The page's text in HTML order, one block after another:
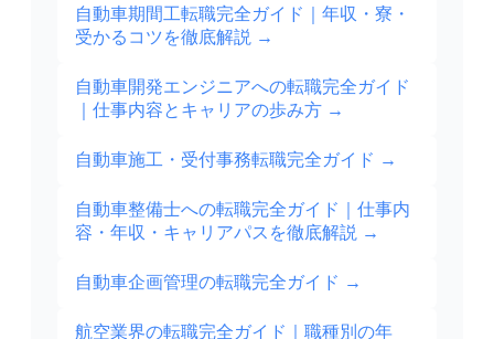
自動車期間工転職完全ガイド｜年収・寮・
受かるコツを徹底解説 →
自動車開発エンジニアへの転職完全ガイド
｜仕事内容とキャリアの歩み方 →
自動車施工・受付事務転職完全ガイド →
自動車整備士への転職完全ガイド｜仕事内
容・年収・キャリアパスを徹底解説 →
自動車企画管理の転職完全ガイド →
航空業界の転職完全ガイド｜職種別の年